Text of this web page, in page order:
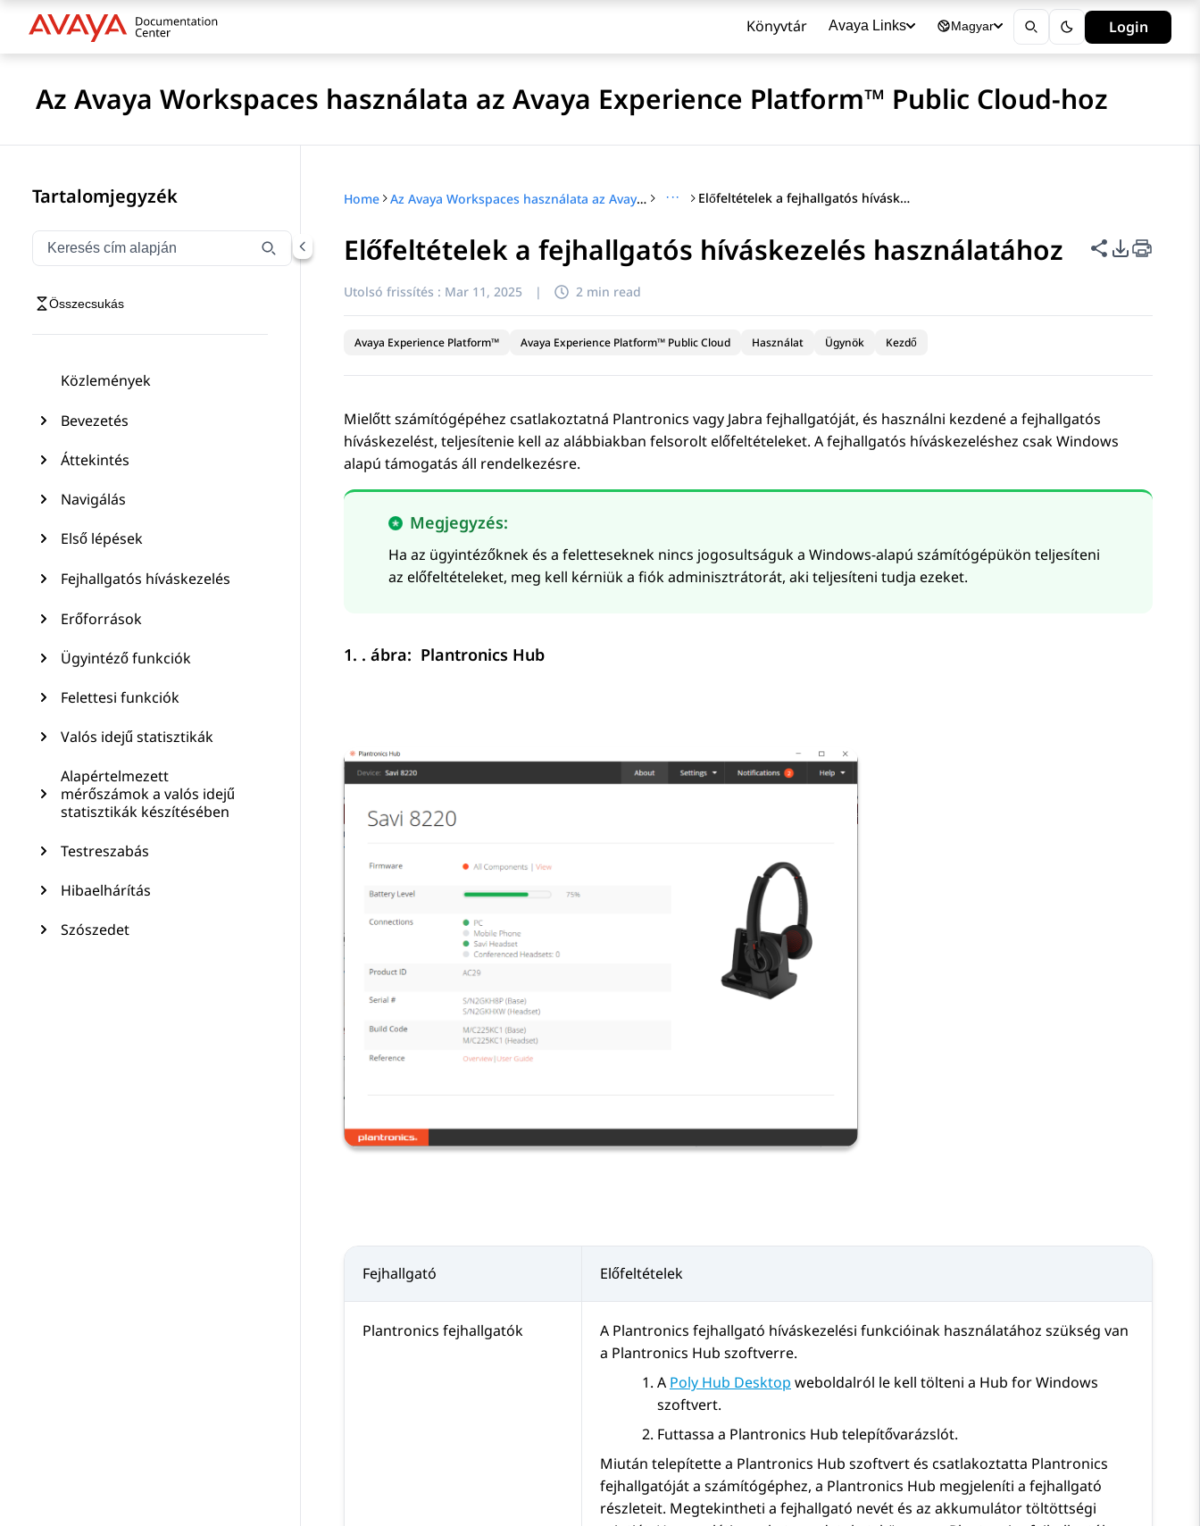
Könyvtár Avaya Links Magyar Login
Az Avaya Workspaces használata az Avaya Experience Platform™ Public Cloud-hoz
Tartalomjegyzék
Navigáció szűrése cím szerint
Írja be a(z) címet a navigációs elemek szűréséhez
Összecsukás
Közlemények
Bevezetés
Áttekintés
Navigálás
Első lépések
Fejhallgatós híváskezelés
Erőforrások
Ügyintéző funkciók
Felettesi funkciók
Valós idejű statisztikák
Alapértelmezett
mérőszámok a valós idejű
statisztikák készítésében
Testreszabás
Hibaelhárítás
Szószedet
Home Az Avaya Workspaces használata az Avaya Experience Platform™ Public Cloud-hoz ··· Előfeltételek a fejhallgatós híváskezelés használatához
Előfeltételek a fejhallgatós híváskezelés használatához LapPDF
Utolsó frissítés : Mar 11, 2025 | 2 min read
Avaya Experience Platform™ Avaya Experience Platform™ Public Cloud Használat Ügynök Kezdő
Mielőtt számítógépéhez csatlakoztatná Plantronics vagy Jabra fejhallgatóját, és használni kezdené a fejhallgatós
híváskezelést, teljesítenie kell az alábbiakban felsorolt előfeltételeket. A fejhallgatós híváskezeléshez csak Windows
alapú támogatás áll rendelkezésre.
Megjegyzés:
Ha az ügyintézőknek és a feletteseknek nincs jogosultságuk a Windows-alapú számítógépükön teljesíteni
az előfeltételeket, meg kell kérniük a fiók adminisztrátorát, aki teljesíteni tudja ezeket.
1. . ábra: Plantronics Hub
Fejhallgató Előfeltételek
Plantronics fejhallgatók
A Plantronics fejhallgató híváskezelési funkcióinak használatához szükség van
a Plantronics Hub szoftverre.
A Poly Hub Desktop weboldalról le kell tölteni a Hub for Windows
szoftvert.
Futtassa a Plantronics Hub telepítővarázslót.
Miután telepítette a Plantronics Hub szoftvert és csatlakoztatta Plantronics
fejhallgatóját a számítógéphez, a Plantronics Hub megjeleníti a fejhallgató
részleteit. Megtekintheti a fejhallgató nevét és az akkumulátor töltöttségi